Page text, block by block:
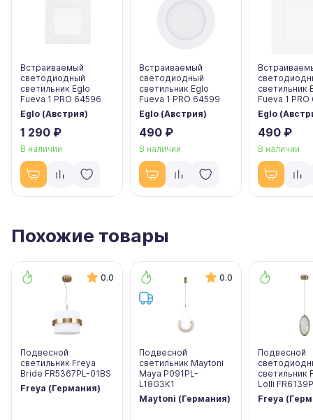
Встраиваемый
светодиодный
светильник Eglo
Fueva 1 PRO 64596
Eglo (Австрия)
1 290 ₽
В наличии
Встраиваемый
светодиодный
светильник Eglo
Fueva 1 PRO 64599
Eglo (Австрия)
490 ₽
В наличии
светильник
Fueva 1
Eglo
490 ₽
В наличии
Похожие товары
0.0
Подвесной
светильник Freya
Bride FR5367PL-01BS
Freya (Германия)
0.0
Подвесной
светильник Maytoni
Maya P091PL-
L18G3K1
Maytoni (Германия)
Подвесной
светильник
Lolli
Freya